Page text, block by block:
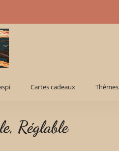
Cartes cadeaux Thèmes
Réglable